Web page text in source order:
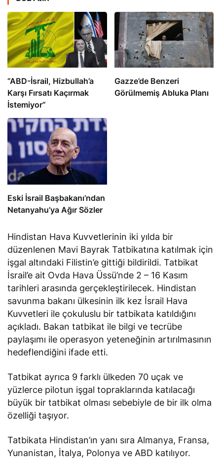
​​​​​​​”ABD-İsrail, Hizbullah’a
Karşı Fırsatı Kaçırmak
İstemiyor”
​​​​​​​Gazze’de Benzeri
Görülmemiş Abluka Planı
Eski İsrail Başbakanı’ndan
Netanyahu’ya Ağır Sözler
Hindistan Hava Kuvvetlerinin iki yılda bir
düzenlenen Mavi Bayrak Tatbikatına katılmak için
işgal altındaki Filistin’e gittiği bildirildi. Tatbikat
İsrail’e ait Ovda Hava Üssü’nde 2 – 16 Kasım
tarihleri arasında gerçekleştirilecek. Hindistan
savunma bakanı ülkesinin ilk kez İsrail Hava
Kuvvetleri ile çokuluslu bir tatbikata katıldığını
açıkladı. Bakan tatbikat ile bilgi ve tecrübe
paylaşımı ile operasyon yeteneğinin artırılmasının
hedeflendiğini ifade etti.
Tatbikat ayrıca 9 farklı ülkeden 70 uçak ve
yüzlerce pilotun işgal topraklarında katılacağı
büyük bir tatbikat olması sebebiyle de bir ilk olma
özelliği taşıyor.
Tatbikata Hindistan’ın yanı sıra Almanya, Fransa,
Yunanistan, İtalya, Polonya ve ABD katılıyor.